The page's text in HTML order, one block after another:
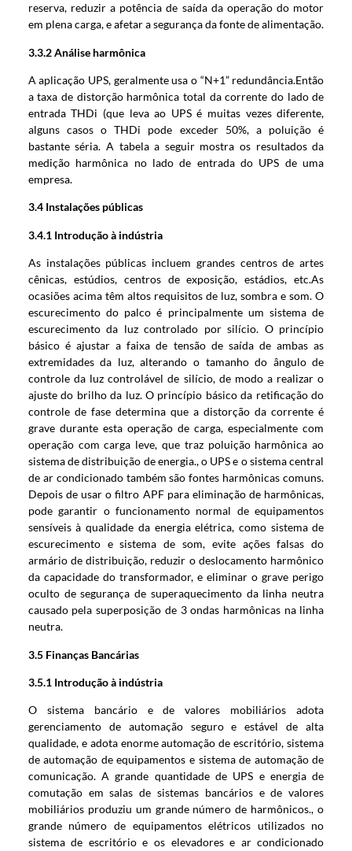
reserva, reduzir a potência de saída da operação do motor
em plena carga, e afetar a segurança da fonte de alimentação.
3.3.2 Análise harmônica
A aplicação UPS, geralmente usa o “N+1” redundância.Então
a taxa de distorção harmônica total da corrente do lado de
entrada THDi (que leva ao UPS é muitas vezes diferente,
alguns casos o THDi pode exceder 50%, a poluição é
bastante séria. A tabela a seguir mostra os resultados da
medição harmônica no lado de entrada do UPS de uma
empresa.
3.4 Instalações públicas
3.4.1 Introdução à indústria
As instalações públicas incluem grandes centros de artes
cênicas, estúdios, centros de exposição, estádios, etc.As
ocasiões acima têm altos requisitos de luz, sombra e som. O
escurecimento do palco é principalmente um sistema de
escurecimento da luz controlado por silício. O princípio
básico é ajustar a faixa de tensão de saída de ambas as
extremidades da luz, alterando o tamanho do ângulo de
controle da luz controlável de silício, de modo a realizar o
ajuste do brilho da luz. O princípio básico da retificação do
controle de fase determina que a distorção da corrente é
grave durante esta operação de carga, especialmente com
operação com carga leve, que traz poluição harmônica ao
sistema de distribuição de energia., o UPS e o sistema central
de ar condicionado também são fontes harmônicas comuns.
Depois de usar o filtro APF para eliminação de harmônicas,
pode garantir o funcionamento normal de equipamentos
sensíveis à qualidade da energia elétrica, como sistema de
escurecimento e sistema de som, evite ações falsas do
armário de distribuição, reduzir o deslocamento harmônico
da capacidade do transformador, e eliminar o grave perigo
oculto de segurança de superaquecimento da linha neutra
causado pela superposição de 3 ondas harmônicas na linha
neutra.
3.5 Finanças Bancárias
3.5.1 Introdução à indústria
O sistema bancário e de valores mobiliários adota
gerenciamento de automação seguro e estável de alta
qualidade, e adota enorme automação de escritório, sistema
de automação de equipamentos e sistema de automação de
comunicação. A grande quantidade de UPS e energia de
comutação em salas de sistemas bancários e de valores
mobiliários produziu um grande número de harmônicos., o
grande número de equipamentos elétricos utilizados no
sistema de escritório e os elevadores e ar condicionado